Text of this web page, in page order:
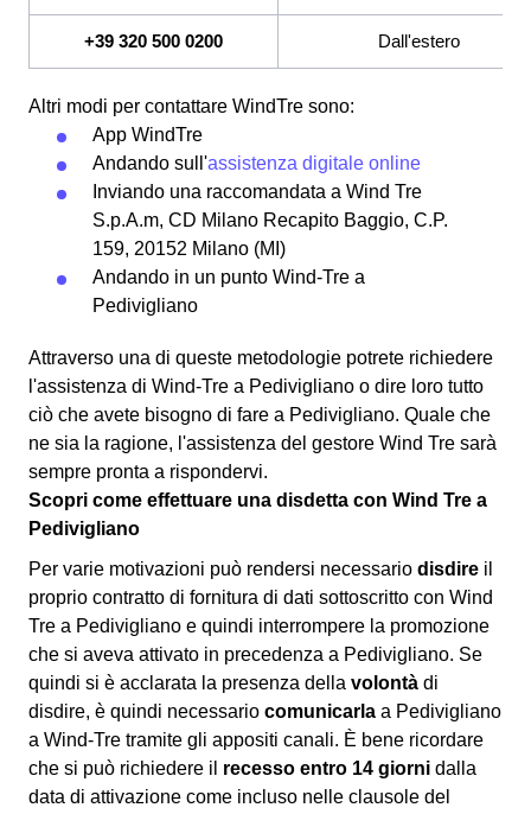
+39 320 500 0200 Dall'estero
Altri modi per contattare WindTre sono:
App WindTre
Andando sull'assistenza digitale online
Inviando una raccomandata a Wind Tre
S.p.A.m, CD Milano Recapito Baggio, C.P.
159, 20152 Milano (MI)
Andando in un punto Wind-Tre a
Pedivigliano
Attraverso una di queste metodologie potrete richiedere
l'assistenza di Wind-Tre a Pedivigliano o dire loro tutto
ciò che avete bisogno di fare a Pedivigliano. Quale che
ne sia la ragione, l'assistenza del gestore Wind Tre sarà
sempre pronta a rispondervi.
Scopri come effettuare una disdetta con Wind Tre a
Pedivigliano
Per varie motivazioni può rendersi necessario disdire il
proprio contratto di fornitura di dati sottoscritto con Wind
Tre a Pedivigliano e quindi interrompere la promozione
che si aveva attivato in precedenza a Pedivigliano. Se
quindi si è acclarata la presenza della volontà di
disdire, è quindi necessario comunicarla a Pedivigliano
a Wind-Tre tramite gli appositi canali. È bene ricordare
che si può richiedere il recesso entro 14 giorni dalla
data di attivazione come incluso nelle clausole del